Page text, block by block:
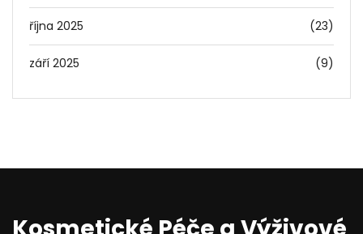
října 2025 (23)
září 2025 (9)